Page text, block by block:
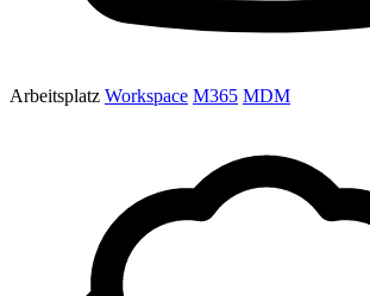
Arbeitsplatz Workspace M365 MDM